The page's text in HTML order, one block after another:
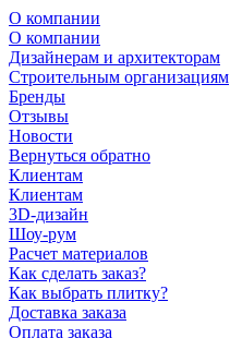
О компании
О компании
Дизайнерам и архитекторам
Строительным организациям
Бренды
Отзывы
Новости
Вернуться обратно
Клиентам
Клиентам
3D-дизайн
Шоу-рум
Расчет материалов
Как сделать заказ?
Как выбрать плитку?
Доставка заказа
Оплата заказа